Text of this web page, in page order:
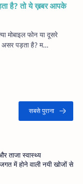
है? तो ये ख़बर आपके
मोबाइल फोन या दूसरे
असर पड़ता है? म…
ताजा स्वास्थ्य
में होने वाली नयी खोजों से